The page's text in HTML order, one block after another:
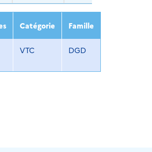
Catégorie Famille
VTC DGD